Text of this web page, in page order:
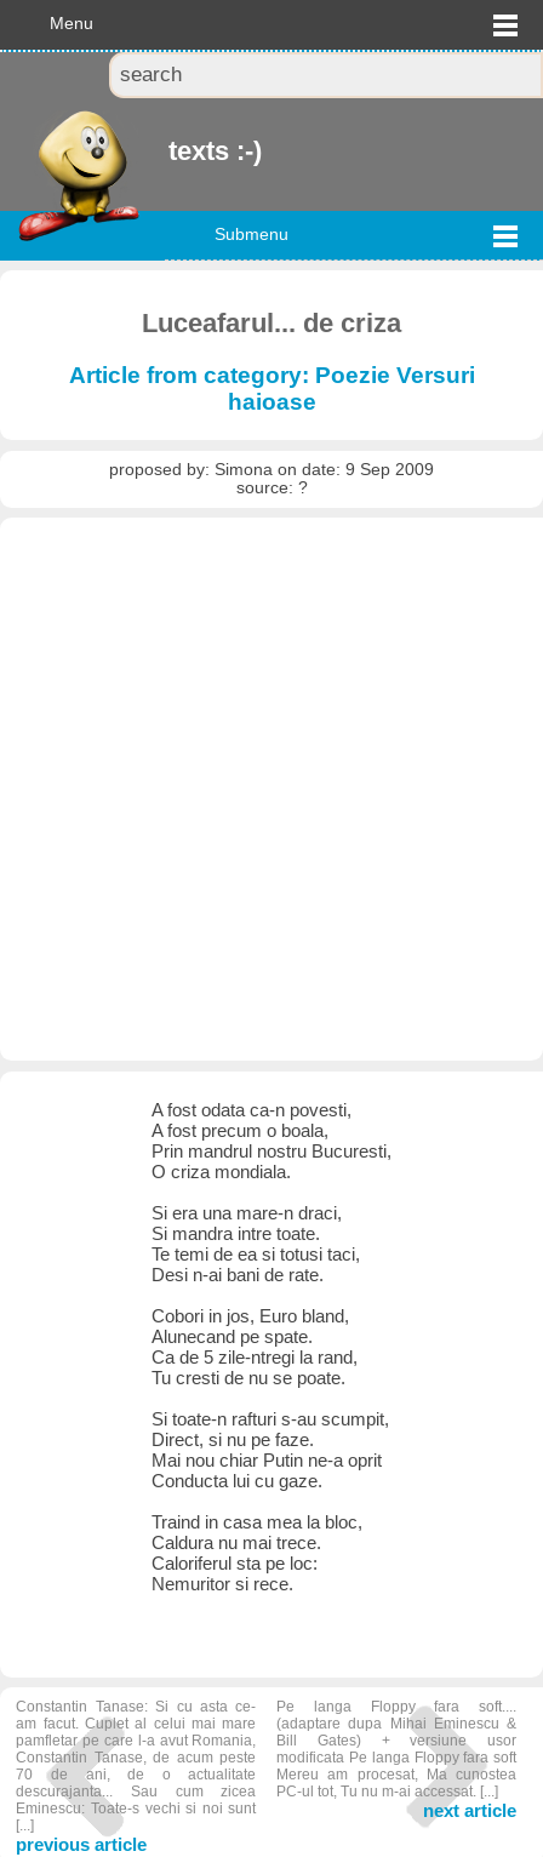
Menu
texts :-)
Submenu
Luceafarul... de criza
Article from category: Poezie Versuri
haioase
proposed by: Simona on date: 9 Sep 2009
source: ?
A fost odata ca-n povesti,
A fost precum o boala,
Prin mandrul nostru Bucuresti,
O criza mondiala.
Si era una mare-n draci,
Si mandra intre toate.
Te temi de ea si totusi taci,
Desi n-ai bani de rate.
Cobori in jos, Euro bland,
Alunecand pe spate.
Ca de 5 zile-ntregi la rand,
Tu cresti de nu se poate.
Si toate-n rafturi s-au scumpit,
Direct, si nu pe faze.
Mai nou chiar Putin ne-a oprit
Conducta lui cu gaze.
Traind in casa mea la bloc,
Caldura nu mai trece.
Caloriferul sta pe loc:
Nemuritor si rece.
Constantin Tanase: Si cu asta ce-
am facut. Cuplet al celui mai mare
pamfletar pe care l-a avut Romania,
Constantin Tanase, de acum peste
70 de ani, de o actualitate
descurajanta... Sau cum zicea
Eminescu: Toate-s vechi si noi sunt
[...]
previous article
Pe langa Floppy fara soft....
(adaptare dupa Mihai Eminescu &
Bill Gates) + versiune usor
modificata Pe langa Floppy fara soft
Mereu am procesat, Ma cunostea
PC-ul tot, Tu nu m-ai accessat. [...]
next article